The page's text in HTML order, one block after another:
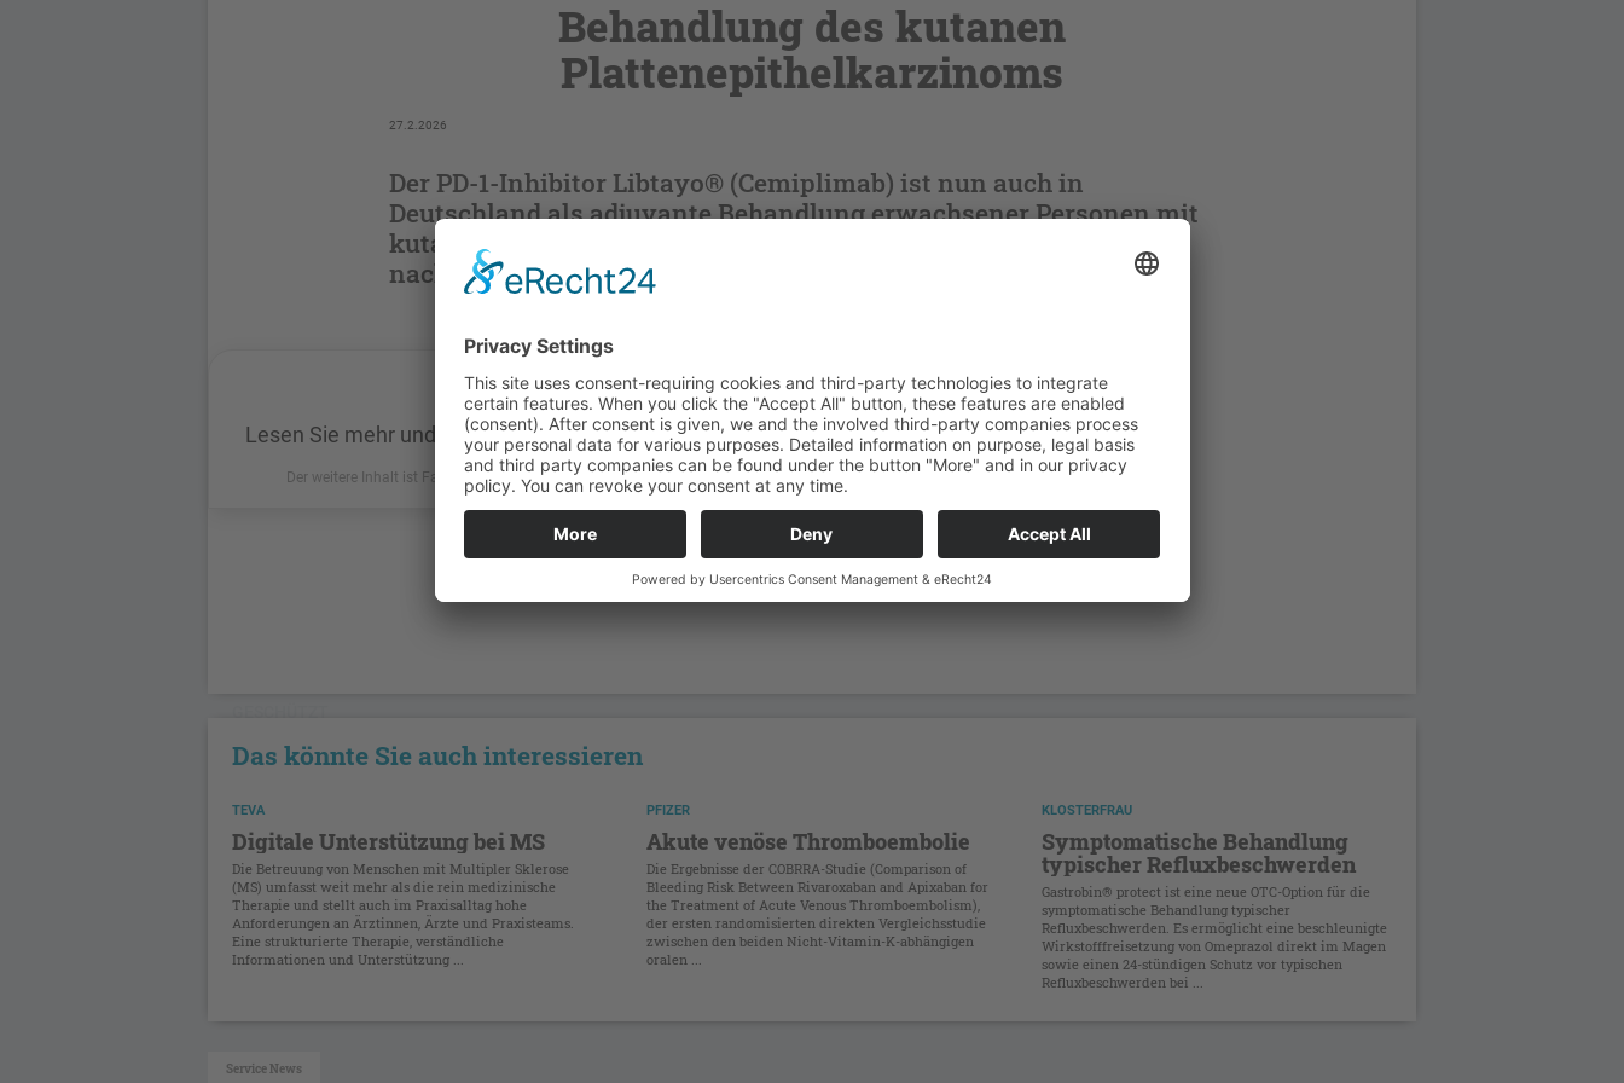
Behandlung des kutanen
Plattenepithelkarzinoms
27.2.2026
Der PD-1-Inhibitor Libtayo® (Cemiplimab) ist nun auch in
Deutschland als adjuvante Behandlung erwachsener Personen mit
kutanem Plattenepithelkarzinom (CSCC) und hohem Rezidivrisiko
nach Operation und Bestrahlung verfügbar.
Lesen Sie mehr und loggen Sie sich jetzt mit Ihrem DocCheck-Daten ein.
Der weitere Inhalt ist Fachkreisen vorbehalten. Bitte authentifizieren Sie sich mittels DocCheck.
Das könnte Sie auch interessieren
TEVA
Digitale Unterstützung bei MS
Die Betreuung von Menschen mit Multipler Sklerose
(MS) umfasst weit mehr als die rein medizinische
Therapie und stellt auch im Praxisalltag hohe
Anforderungen an Ärztinnen, Ärzte und Praxisteams.
Eine strukturierte Therapie, verständliche
Informationen und Unterstützung ...
PFIZER
Akute venöse Thromboembolie
Die Ergebnisse der COBRRA-Studie (Comparison of
Bleeding Risk Between Rivaroxaban and Apixaban for
the Treatment of Acute Venous Thromboembolism),
der ersten randomisierten direkten Vergleichsstudie
zwischen den beiden Nicht-Vitamin-K-abhängigen
oralen ...
KLOSTERFRAU
Symptomatische Behandlung
typischer Refluxbeschwerden
Gastrobin® protect ist eine neue OTC-Option für die
symptomatische Behandlung typischer
Refluxbeschwerden. Es ermöglicht eine beschleunigte
Wirkstofffreisetzung von Omeprazol direkt im Magen
­sowie einen 24-stündigen Schutz vor typischen
Refluxbeschwerden bei ...
Service News